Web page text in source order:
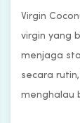
Virgin
virgin yang
menjaga
secara
menghalau